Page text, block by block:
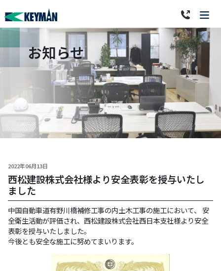
お知らせ
2022年06月13日
西松建設株式会社様より安全表彰を授与いたし
ました
中国自動車道有野川橋補修工事の内土木工事の施工において、 安
全衛生活動が評価され、西松建設株式会社西日本支社様より安全
表彰を授与いたしました。
今後とも安全な施工に努めてまいります。